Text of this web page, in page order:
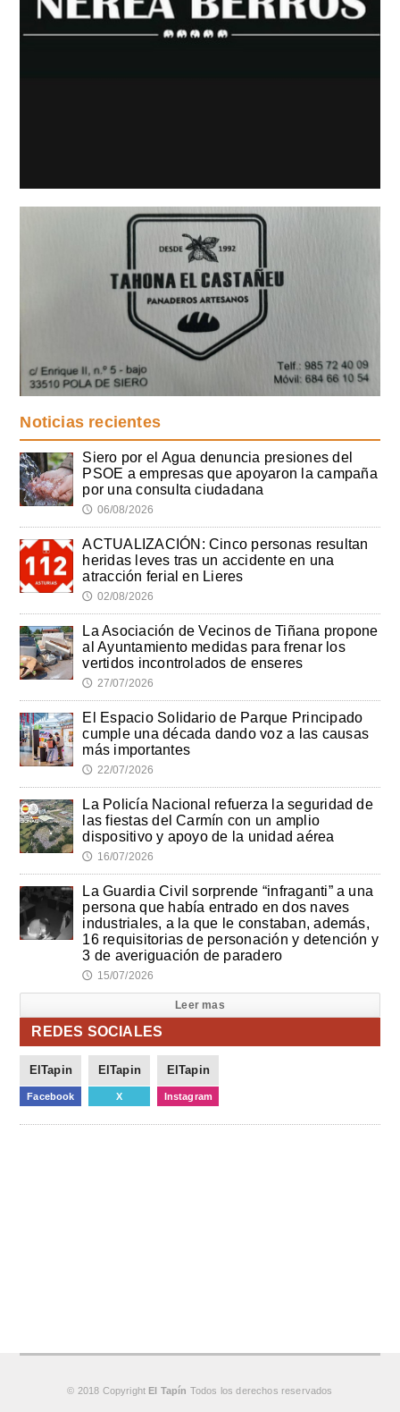
Noticias recientes
Siero por el Agua denuncia presiones del
PSOE a empresas que apoyaron la campaña
por una consulta ciudadana
🕔 06/08/2026
ACTUALIZACIÓN: Cinco personas resultan
heridas leves tras un accidente en una
atracción ferial en Lieres
🕔 02/08/2026
La Asociación de Vecinos de Tiñana propone
al Ayuntamiento medidas para frenar los
vertidos incontrolados de enseres
🕔 27/07/2026
El Espacio Solidario de Parque Principado
cumple una década dando voz a las causas
más importantes
🕔 22/07/2026
La Policía Nacional refuerza la seguridad de
las fiestas del Carmín con un amplio
dispositivo y apoyo de la unidad aérea
🕔 16/07/2026
La Guardia Civil sorprende “infraganti” a una
persona que había entrado en dos naves
industriales, a la que le constaban, además,
16 requisitorias de personación y detención y
3 de averiguación de paradero
🕔 15/07/2026
Leer mas
REDES SOCIALES
ElTapin
Facebook
ElTapin
X
ElTapin
Instagram
© 2018 Copyright El Tapín Todos los derechos reservados